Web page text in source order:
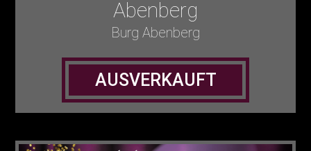
Abenberg
Burg Abenberg
AUSVERKAUFT